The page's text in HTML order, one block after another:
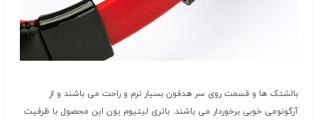
بالشتک ها و قسمت روی سر هدفون بسیار نرم و راحت می باشند و از
آرگونومی خوبی برخوردار می باشند. باتری لیتیوم یون این محصول با ظرفیت